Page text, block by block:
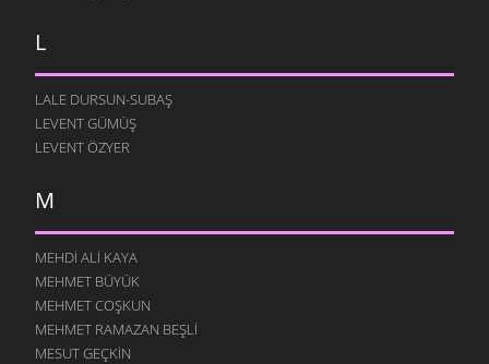
L
LALE DURSUN-SUBAŞ
LEVENT GÜMÜŞ
LEVENT ÖZYER
M
MEHDI ALI KAYA
MEHMET BÜYÜK
MEHMET COŞKUN
MEHMET RAMAZAN BEŞLI
MESUT GEÇKIN